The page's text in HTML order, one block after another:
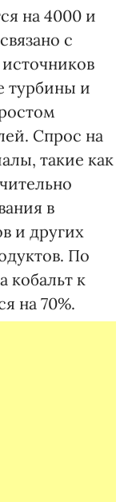
на 4000 и
с
турбины и
Спрос на
такие как
в
и других
По
кобальт к
на 70%.